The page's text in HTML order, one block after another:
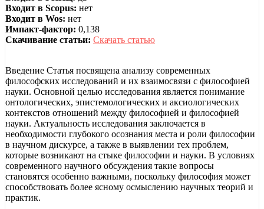
Входит в Scopus: нет
Входит в Wos: нет
Импакт-фактор: 0,138
Скачивание статьи: Скачать статью
Введение Статья посвящена анализу современных
философских исследований и их взаимосвязи с философией
науки. Основной целью исследования является понимание
онтологических, эпистемологических и аксиологических
контекстов отношений между философией и философией
науки. Актуальность исследования заключается в
необходимости глубокого осознания места и роли философии
в научном дискурсе, а также в выявлении тех проблем,
которые возникают на стыке философии и науки. В условиях
современного научного обсуждения такие вопросы
становятся особенно важными, поскольку философия может
способствовать более ясному осмыслению научных теорий и
практик.